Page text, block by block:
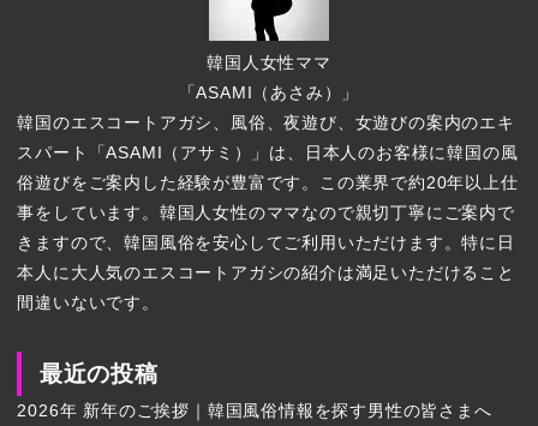
韓国人女性ママ
「ASAMI（あさみ）」
韓国のエスコートアガシ、風俗、夜遊び、女遊びの案内のエキ
スパート「ASAMI（アサミ）」は、日本人のお客様に韓国の風
俗遊びをご案内した経験が豊富です。この業界で約20年以上仕
事をしています。韓国人女性のママなので親切丁寧にご案内で
きますので、韓国風俗を安心してご利用いただけます。特に日
本人に大人気のエスコートアガシの紹介は満足いただけること
間違いないです。
最近の投稿
2026年 新年のご挨拶｜韓国風俗情報を探す男性の皆さまへ